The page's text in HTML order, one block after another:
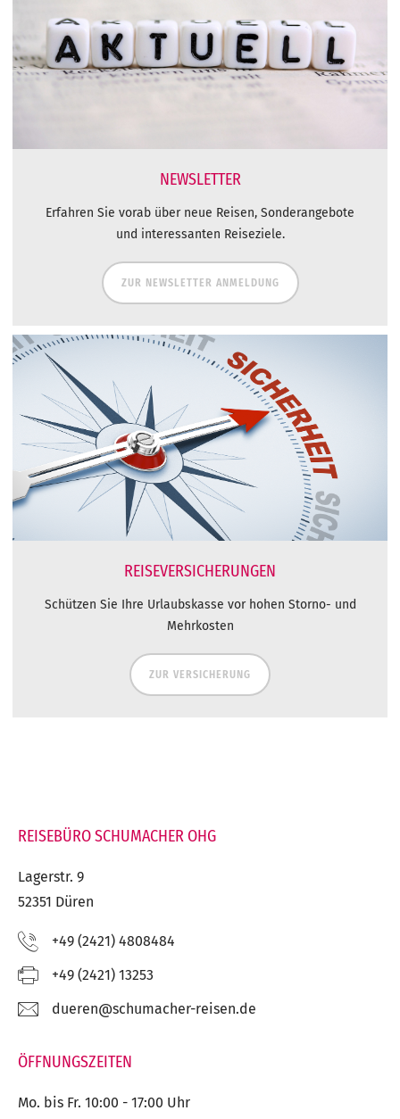
NEWSLETTER
Erfahren Sie vorab über neue Reisen, Sonderangebote
und interessanten Reiseziele.
ZUR NEWSLETTER ANMELDUNG
REISEVERSICHERUNGEN
Schützen Sie Ihre Urlaubskasse vor hohen Storno- und
Mehrkosten
ZUR VERSICHERUNG
REISEBÜRO SCHUMACHER OHG
Lagerstr. 9
52351 Düren
Telefon:
+49 (2421) 4808484
Fax:+49 (2421) 13253
E-
ed.nesier-rehcamuhcs@nereud
ÖFFNUNGSZEITEN
Mo. bis Fr. 10:00 - 17:00 Uhr